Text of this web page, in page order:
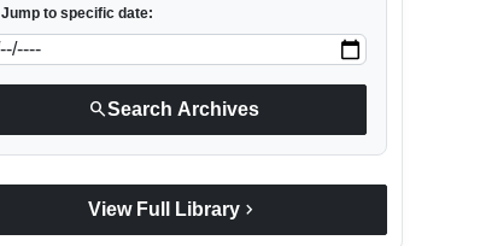
Jump to specific date:
searchSearch Archives
View Full Library chevron_right